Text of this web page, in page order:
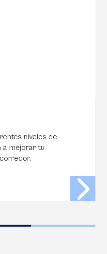
Infórmate, reta tus
es la técnica apropiada en